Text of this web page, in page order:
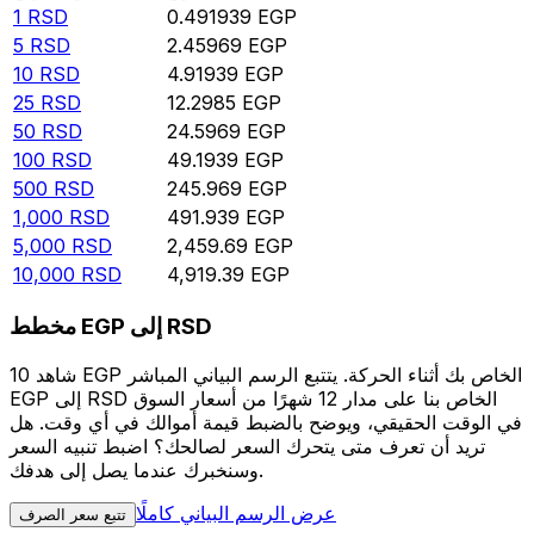
1 RSD 0.491939 EGP
5 RSD 2.45969 EGP
10 RSD 4.91939 EGP
25 RSD 12.2985 EGP
50 RSD 24.5969 EGP
100 RSD 49.1939 EGP
500 RSD 245.969 EGP
1,000 RSD 491.939 EGP
5,000 RSD 2,459.69 EGP
10,000 RSD 4,919.39 EGP
مخطط EGP إلى RSD
شاهد 10 EGP الخاص بك أثناء الحركة. يتتبع الرسم البياني المباشر
EGP إلى RSD الخاص بنا على مدار 12 شهرًا من أسعار السوق
في الوقت الحقيقي، ويوضح بالضبط قيمة أموالك في أي وقت. هل
تريد أن تعرف متى يتحرك السعر لصالحك؟ اضبط تنبيه السعر
وسنخبرك عندما يصل إلى هدفك.
تتبع سعر الصرف عرض الرسم البياني كاملًا